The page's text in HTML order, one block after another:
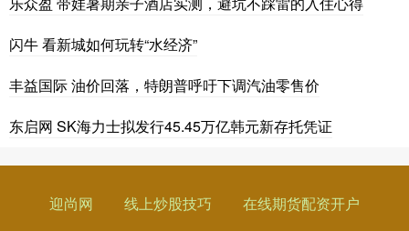
闪牛 看新城如何玩转“水经济”
丰益国际 油价回落，特朗普呼吁下调汽油零售价
东启网 SK海力士拟发行45.45万亿韩元新存托凭证
迎尚网 线上炒股技巧 在线期货配资开户